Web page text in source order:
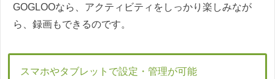
GOGLOOなら、アクティビティをしっかり楽しみなが
ら、録画もできるのです。
スマホやタブレットで設定・管理が可能